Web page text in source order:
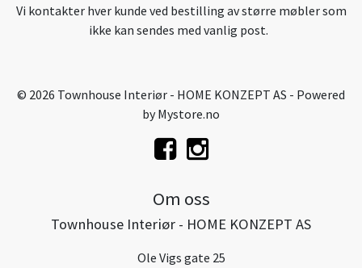
Vi kontakter hver kunde ved bestilling av større møbler som
ikke kan sendes med vanlig post.
© 2026 Townhouse Interiør - HOME KONZEPT AS - Powered
byMystore.no
Om oss
Townhouse Interiør - HOME KONZEPT AS
Ole Vigs gate 25